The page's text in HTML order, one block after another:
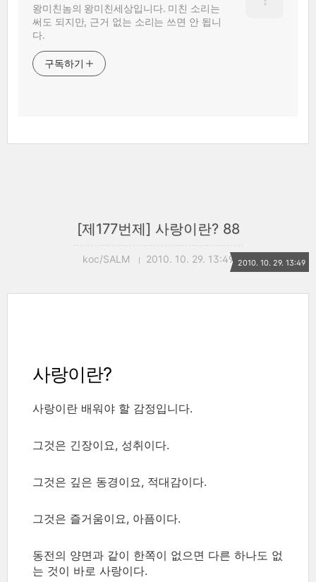
왕미친놈의 왕미친세상입니다. 미친 소리는
써도 되지만, 근거 없는 소리는 쓰면 안 됩니
다.
구독하기
[제177번제] 사랑이란? 88
koc/SALM 2010. 10. 29. 13:49 2010. 10. 29. 13:49
사랑이란?
사랑이란 배워야 할 감정입니다.
그것은 긴장이요, 성취이다.
그것은 깊은 동경이요, 적대감이다.
그것은 즐거움이요, 아픔이다.
동전의 양면과 같이 한쪽이 없으면 다른 하나도 없
는 것이 바로 사랑이다.